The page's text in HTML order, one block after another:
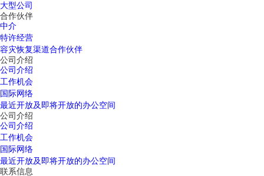
大型公司
合作伙伴
中介
特许经营
容灾恢复渠道合作伙伴
公司介绍
公司介绍
工作机会
国际网络
最近开放及即将开放的办公空间
公司介绍
公司介绍
工作机会
国际网络
最近开放及即将开放的办公空间
联系信息